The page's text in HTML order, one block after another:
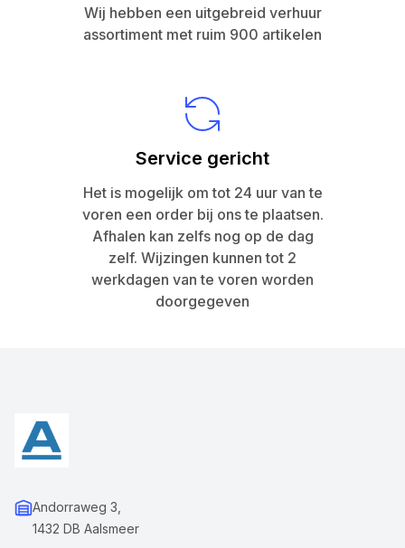
Wij hebben een uitgebreid verhuur
assortiment met ruim 900 artikelen
Service gericht
Het is mogelijk om tot 24 uur van te
voren een order bij ons te plaatsen.
Afhalen kan zelfs nog op de dag
zelf. Wijzingen kunnen tot 2
werkdagen van te voren worden
doorgegeven
Andorraweg 3,
1432 DB Aalsmeer